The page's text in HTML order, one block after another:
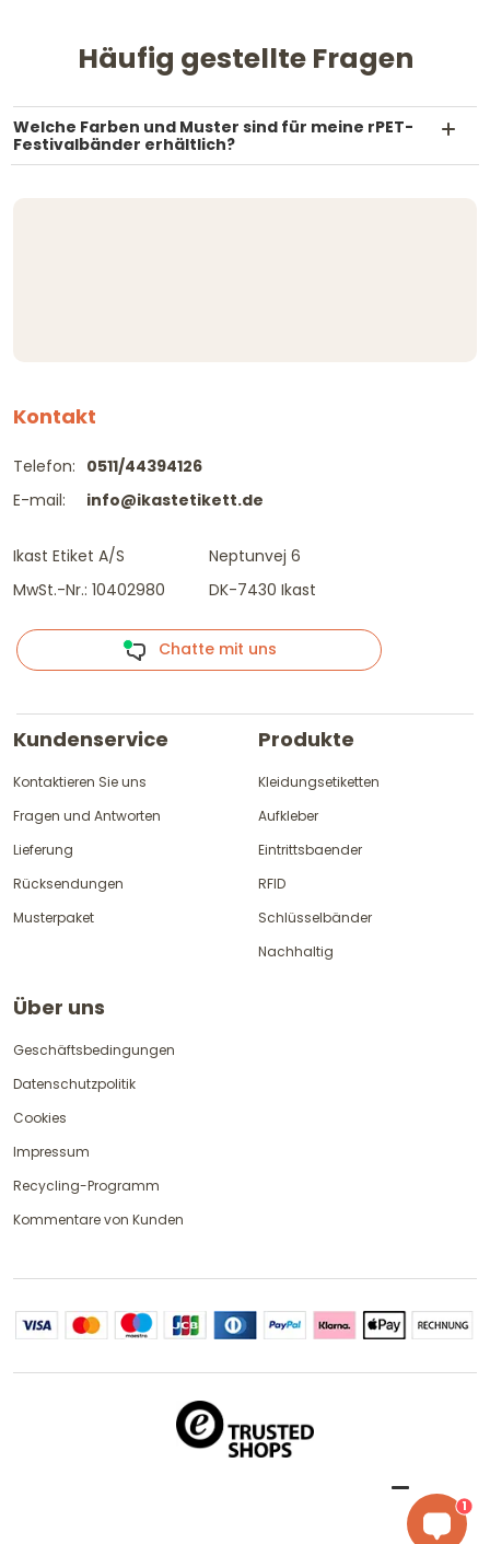
Häufig gestellte Fragen
Welche Farben und Muster sind für meine rPET-
Festivalbänder erhältlich?
Kontakt
Telefon:
E-mail:
0511/44394126
info@ikastetikett.de
Ikast Etiket A/S
MwSt.-Nr.: 10402980
Neptunvej 6
DK-7430 Ikast
Chatte mit uns
Kundenservice
Kontaktieren Sie uns
Fragen und Antworten
Lieferung
Rücksendungen
Musterpaket
Produkte
Kleidungsetiketten
Aufkleber
Eintrittsbaender
RFID
Schlüsselbänder
Nachhaltig
Über uns
Geschäftsbedingungen
Datenschutzpolitik
Cookies
Impressum
Recycling-Programm
Kommentare von Kunden
1